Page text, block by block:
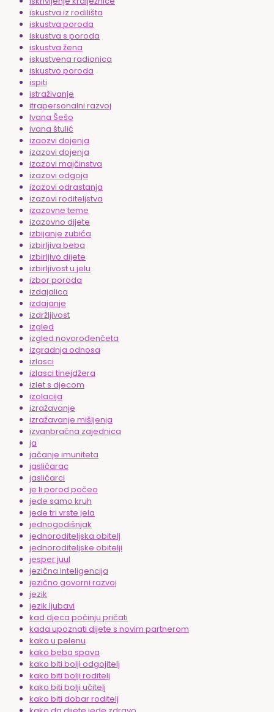
iskustva iz rodilišta
iskustva poroda
iskustva s poroda
iskustva žena
iskustvena radionica
iskustvo poroda
ispiti
istraživanje
itrapersonalni razvoj
Ivana Šešo
ivana štulić
izaozvi dojenja
izazovi dojenja
izazovi majčinstva
izazovi odgoja
izazovi odrastanja
izazovi roditeljstva
izazovne teme
izazovno dijete
izbijanje zubića
izbirljiva beba
izbirljivo dijete
izbirljivost u jelu
izbor poroda
izdajalica
izdajanje
izdržljivost
izgled
izgled novorođenčeta
izgradnja odnosa
izlasci
izlasci tinejdžera
izlet s djecom
izolacija
izražavanje
izražavanje mišljenja
izvanbračna zajednica
ja
jačanje imuniteta
jasličarac
jasličarci
je li porod počeo
jede samo kruh
jede tri vrste jela
jednogodišnjak
jednoroditeljska obitelj
jednoroditeljske obitelji
jesper juul
jezična inteligencija
jezično govorni razvoj
jezik
jezik ljubavi
kad djeca počinju pričati
kada upoznati dijete s novim partnerom
kaka u pelenu
kako beba spava
kako biti bolji odgojitelj
kako biti bolji roditelj
kako biti bolji učitelj
kako biti dobar roditelj